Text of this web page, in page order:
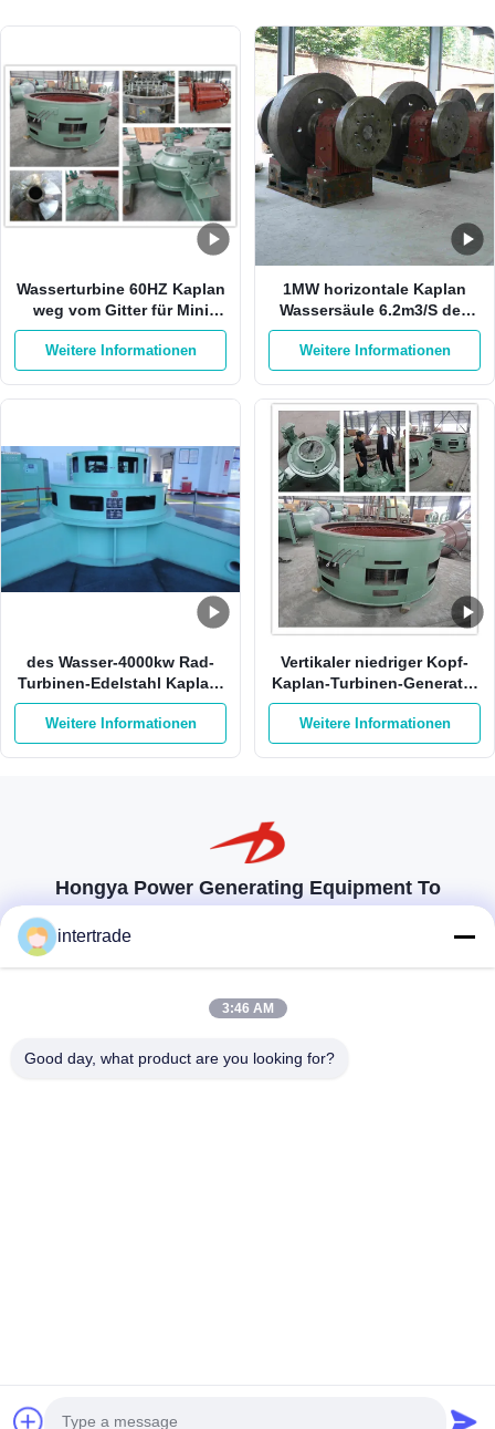
Wasserturbine 60HZ Kaplan
weg vom Gitter für Mini
Hydro Station Vertical
Kaplan-Turbine
Weitere Informationen
1MW horizontale Kaplan
Wassersäule 6.2m3/S des
Turbinen-Generator-19m
Weitere Informationen
des Wasser-4000kw Rad-
Turbinen-Edelstahl Kaplan-
Wasserturbine-400V Kaplan
Weitere Informationen
Vertikaler niedriger Kopf-
Kaplan-Turbinen-Generator
42m 980kw 3m3/S
Weitere Informationen
Hongya Power Generating Equipment To
Maßgeschneiderte Lösungen zur Erfüllung der Kundenanforderungen
86-28-37561966-8:00
Copyright © 2022-2026 Hongya Power Generating Equipment To Utilities
intertrade
3:46 AM
Good day, what product are you looking for?